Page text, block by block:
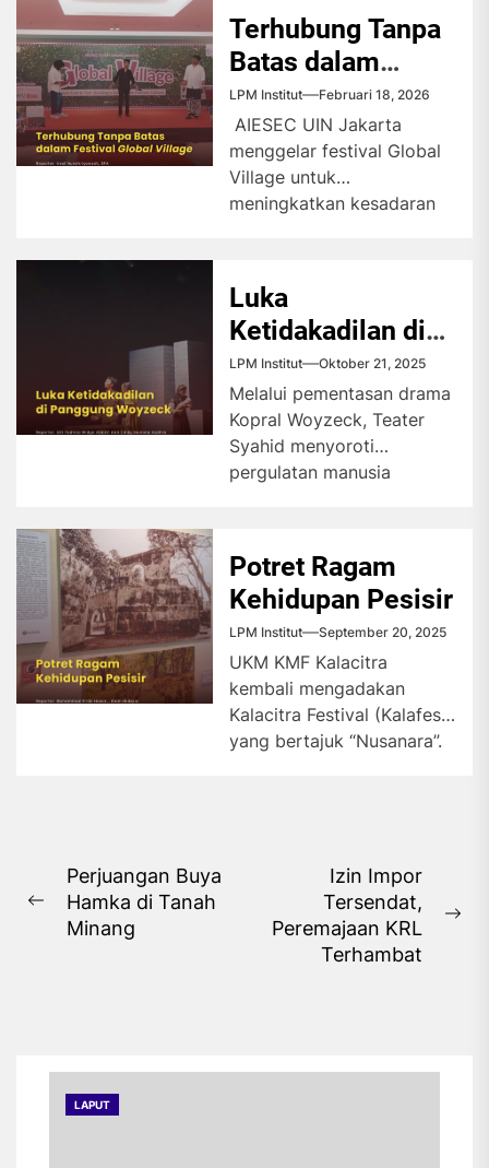
menggunakan simbol...
Terhubung Tanpa
Batas dalam
Festival Global
Village
LPM Institut Februari 18, 2026
AIESEC UIN Jakarta
menggelar festival Global
Village untuk
meningkatkan kesadaran
dunia. Festival itu
dimeriahkan...
Luka
Ketidakadilan di
Panggung
Woyzeck
LPM Institut Oktober 21, 2025
Melalui pementasan drama
Kopral Woyzeck, Teater
Syahid menyoroti
pergulatan manusia
mengajak penonton...
Potret Ragam
Kehidupan Pesisir
LPM Institut September 20, 2025
UKM KMF Kalacitra
kembali mengadakan
Kalacitra Festival (Kalafest)
yang bertajuk “Nusanara”.
Navigasi
pos
Previous
post:
Perjuangan Buya
Hamka di Tanah
Minang
Izin Impor
Tersendat,
Peremajaan KRL
Terhambat
LAPUT